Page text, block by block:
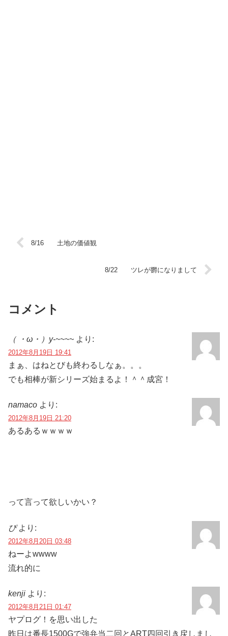
8/16 土地の価値観
8/22 ツレが欝になりまして
コメント
（ ・ω・）y-~~~~ より:
2012年8月19日 19:41
まぁ、はねとびも終わるしなぁ。。。
でも相棒が新シリーズ始まるよ！＾＾成宮！
namaco より:
2012年8月19日 21:20
あるあるｗｗｗｗ
って言って欲しいかい？
ぴ より:
2012年8月20日 03:48
ねーよwwww
流れ的に
kenji より:
2012年8月21日 01:47
ヤプログ！を思い出した
昨日は番長1500Gで強弁当二回とART四回引き戻しまし